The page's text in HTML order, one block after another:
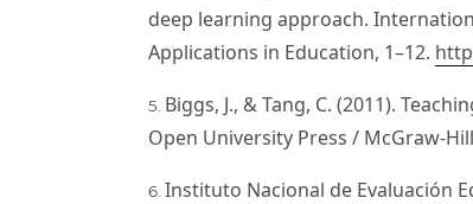
deep learning approach.
Applications in Education, 1–12.
Biggs, J., & Tang, C. (2011).
Open University Press / McGraw-
Instituto Nacional de Evaluación